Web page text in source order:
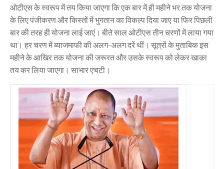
ओटीएस के स्वरूप में तय किया जाएगा कि एक बार में ही महीने भर तक योजना
के लिए पंजीकरण और किस्तों में भुगतान का विकल्प दिया जाए या फिर पिछली
बार की तरह ही योजना लाई जाएं। बीते साल ओटीएस तीन चरणों में लाया गया
था। हर चरण में ब्याजमाफी की अलग-अलग दरें थीं। सूत्रों के मुताबिक इस
महीने के आखिर तक योजना की जरूरत और उसके स्वरूप को लेकर खाका
तय कर लिया जाएगा। साभार एचटी।